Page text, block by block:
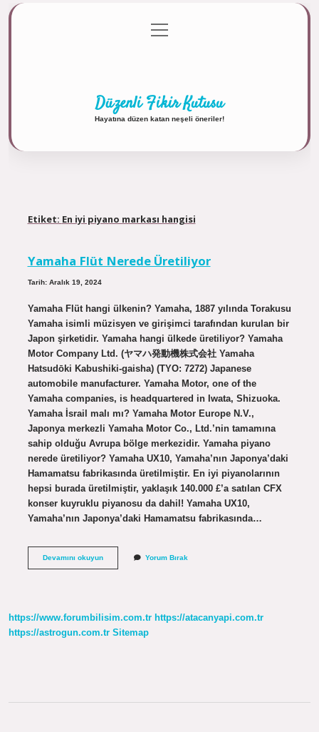
Gizlilik Politikası
menüyü
aç
Düzenli Fikir Kutusu
Hayatına düzen katan neşeli öneriler!
Etiket: En iyi piyano markası hangisi
Yamaha Flüt Nerede Üretiliyor
Tarih: Aralık 19, 2024
Yamaha Flüt hangi ülkenin? Yamaha, 1887 yılında Torakusu
Yamaha isimli müzisyen ve girişimci tarafından kurulan bir
Japon şirketidir. Yamaha hangi ülkede üretiliyor? Yamaha
Motor Company Ltd. (ヤマハ発動機株式会社 Yamaha
Hatsudōki Kabushiki-gaisha) (TYO: 7272) Japanese
automobile manufacturer. Yamaha Motor, one of the
Yamaha companies, is headquartered in Iwata, Shizuoka.
Yamaha İsrail malı mı? Yamaha Motor Europe N.V.,
Japonya merkezli Yamaha Motor Co., Ltd.’nin tamamına
sahip olduğu Avrupa bölge merkezidir. Yamaha piyano
nerede üretiliyor? Yamaha UX10, Yamaha’nın Japonya’daki
Hamamatsu fabrikasında üretilmiştir. En iyi piyanolarının
hepsi burada üretilmiştir, yaklaşık 140.000 £’a satılan CFX
konser kuyruklu piyanosu da dahil! Yamaha UX10,
Yamaha’nın Japonya’daki Hamamatsu fabrikasında…
Devamını okuyunYamaha
Yorum Bırak
https://www.forumbilisim.com.tr https://atacanyapi.com.tr
https://astrogun.com.tr Sitemap